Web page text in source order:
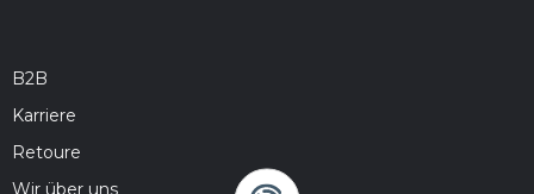
B2B
Karriere
Retoure
Wir über uns